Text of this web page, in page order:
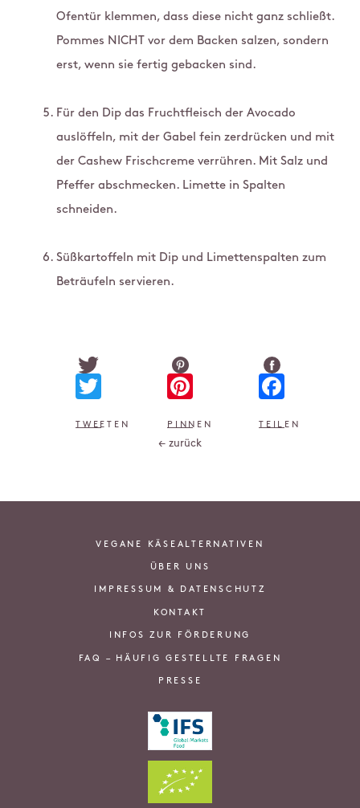
Ofentür klemmen, dass diese nicht ganz schließt.
Pommes NICHT vor dem Backen salzen, sondern
erst, wenn sie fertig gebacken sind.
Für den Dip das Fruchtfleisch der Avocado
auslöffeln, mit der Gabel fein zerdrücken und mit
der Cashew Frischcreme verrühren. Mit Salz und
Pfeffer abschmecken. Limette in Spalten
schneiden.
Süßkartoffeln mit Dip und Limettenspalten zum
Beträufeln servieren.
Twitter
TWEETEN
Pinterest
PINNEN TEILEN
← zurück
VEGANE KÄSEALTERNATIVEN
ÜBER UNS
IMPRESSUM & DATENSCHUTZ
KONTAKT
INFOS ZUR FÖRDERUNG
FAQ – HÄUFIG GESTELLTE FRAGEN
PRESSE